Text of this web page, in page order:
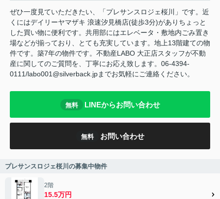
ぜひ一度見ていただきたい、「プレサンスロジェ桜川」です。近
くにはデイリーヤマザキ 浪速汐見橋店(徒歩3分)がありちょっと
した買い物に便利です。共用部にはエレベータ・敷地内ごみ置き
場などが揃っており、とても充実しています。地上13階建ての物
件です。築7年の物件です。不動産LABO 大正店スタッフが不動
産に関してのご質問を、丁寧にお応え致します。06-4394-
0111/labo001@silverback.jpまでお気軽にご連絡ください。
無料 LINEからお問い合わせ
無料 お問い合わせ
プレサンスロジェ桜川の募集中物件
2階
15.5万円